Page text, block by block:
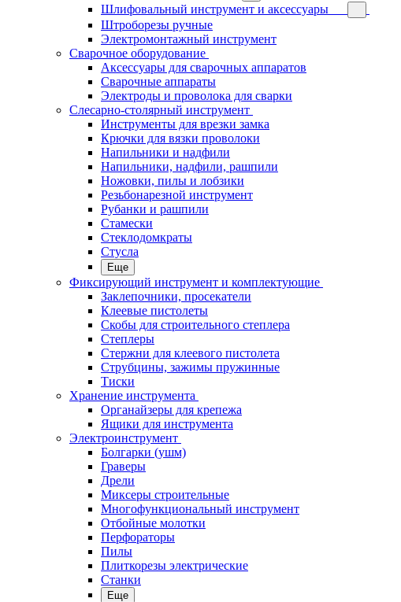
Шлифовальный инструмент и аксессуары
Штроборезы ручные
Электромонтажный инструмент
Сварочное оборудование
Аксессуары для сварочных аппаратов
Сварочные аппараты
Электроды и проволока для сварки
Слесарно-столярный инструмент
Инструменты для врезки замка
Крючки для вязки проволоки
Напильники и надфили
Напильники, надфили, рашпили
Ножовки, пилы и лобзики
Резьбонарезной инструмент
Рубанки и рашпили
Стамески
Стеклодомкраты
Стусла
Еще
Фиксирующий инструмент и комплектующие
Заклепочники, просекатели
Клеевые пистолеты
Скобы для строительного степлера
Степлеры
Стержни для клеевого пистолета
Струбцины, зажимы пружинные
Тиски
Хранение инструмента
Органайзеры для крепежа
Ящики для инструмента
Электроинструмент
Болгарки (ушм)
Граверы
Дрели
Миксеры строительные
Многофункциональный инструмент
Отбойные молотки
Перфораторы
Пилы
Плиткорезы электрические
Станки
Еще